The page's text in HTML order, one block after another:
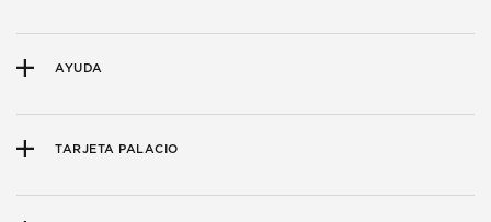
AYUDA
TARJETA PALACIO